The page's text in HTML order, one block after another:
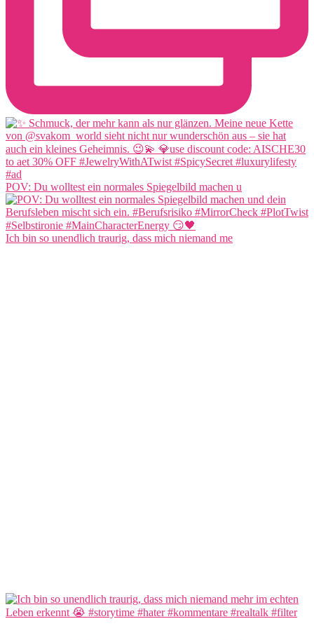
POV: Du wolltest ein normales Spiegelbild machen u
Ich bin so unendlich traurig, dass mich niemand me